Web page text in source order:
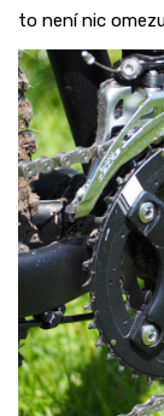
to není nic